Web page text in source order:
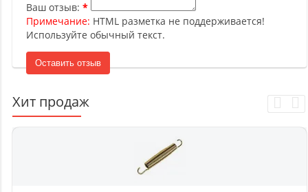
Ваш отзыв:
Примечание: HTML разметка не поддерживается!
Используйте обычный текст.
Оставить отзыв
Хит продаж